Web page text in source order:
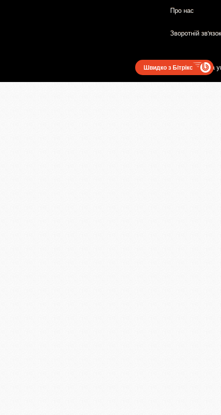
Про нас
Зворотній зв'язок
Користувацька
Швидко з Бітрікс